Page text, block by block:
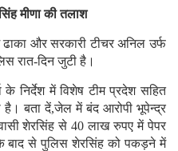
मीणा की तलाश
और सरकारी टीचर अनिल उर्फ
रात-दिन जुटी है।
निर्देश में विशेष टीम प्रदेश सहित
है। बता दें,जेल में बंद आरोपी भूपेन्द्र
शेरसिंह से 40 लाख रुपए में पेपर
बाद से पुलिस शेरसिंह को पकड़ने में